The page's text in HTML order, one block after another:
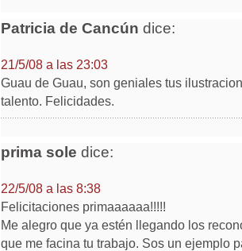
Patricia de Cancún dice:
21/5/08 a las 23:03
Guau de Guau, son geniales tus
talento. Felicidades.
prima sole dice:
22/5/08 a las 8:38
Felicitaciones primaaaaaa!!!!!
Me alegro que ya estén llegando los
que me facina tu trabajo. Sos un ejemplo